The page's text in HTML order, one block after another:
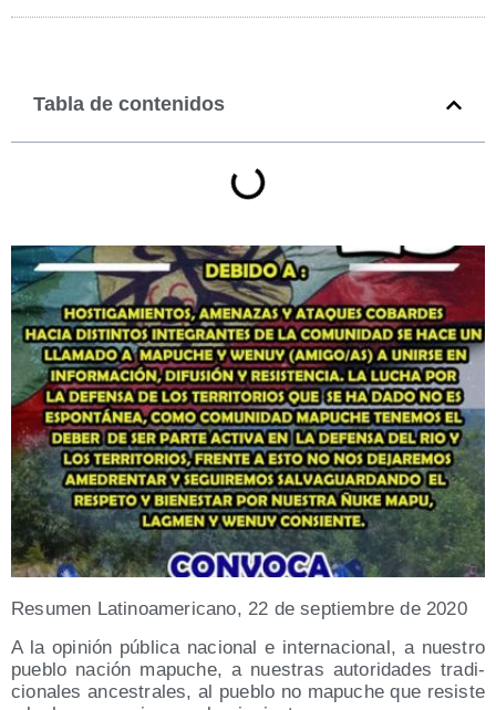
Tabla de contenidos
Resu­men Lati­no­ame­ri­cano, 22 de sep­tiem­bre de 2020
A la opi­nión públi­ca nacio­nal e inter­na­cio­nal, a nues­tro
pue­blo nación mapu­che, a nues­tras auto­ri­da­des tra­di­
cio­na­les ances­tra­les, al pue­blo no mapu­che que resis­te